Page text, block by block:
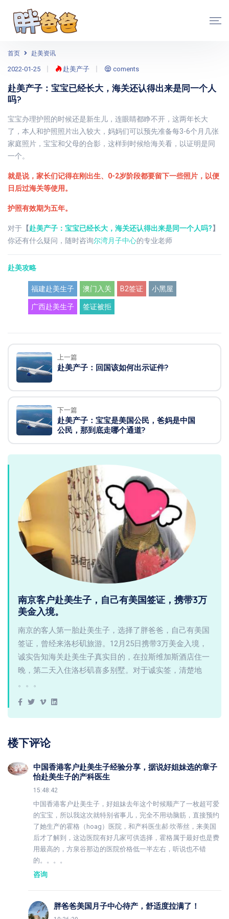
首页 赴美资讯
2022-01-25 赴美产子 coments
赴美产子：宝宝已经长大，海关还认得出来是同一个人
吗?
宝宝办理护照的时候还是新生儿，连眼睛都睁不开，这两年长大
了，本人和护照照片出入较大，妈妈们可以预先准备每3-6个月几张
家庭照片，宝宝和父母的合影，这样到时候给海关看，以证明是同
一个。
就是说，家长们记得在刚出生、0-2岁阶段都要留下一些照片，以便
日后过海关等使用。
护照有效期为五年。
对于 【赴美产子：宝宝已经长大，海关还认得出来是同一个人吗?】
你还有什么疑问，随时咨询尔湾月子中心的专业老师
赴美攻略
福建赴美生子 澳门入关 B2签证 小黑屋
广西赴美生子 签证被拒
上一篇
赴美产子：回国该如何出示证件?
下一篇
赴美产子：宝宝是美国公民，爸妈是中国
公民，那到底走哪个通道?
南京客户赴美生子，自己有美国签证，携带3万
美金入境。
南京的客人第一胎赴美生子，选择了胖爸爸，自己有美国
签证，曾经来洛杉矶旅游。12月25日携带3万美金入境，
诚实告知海关赴美生子真实目的，在拉斯维加斯酒店住一
晚，第二天入住洛杉矶喜多别墅。对于诚实签，清楚地
。。。
楼下评论
中国香港客户赴美生子经验分享，据说好姐妹选的章子
怡赴美生子的产科医生
15:48:42
中国香港客户赴美生子，好姐妹去年这个时候顺产了一枚超可爱
的宝宝，所以我这次就特别省事儿，完全不用动脑筋，直接预约
了她生产的霍格（hoag）医院，和产科医生郝·坎蒂丝，来美国
后才了解到，这边医院有好几家可供选择，霍格属于最好也是费
用最高的，方泉谷那边的医院价格低一半左右，听说也不错
的。。。。
咨询
胖爸爸美国月子中心待产，舒适度拉满了！